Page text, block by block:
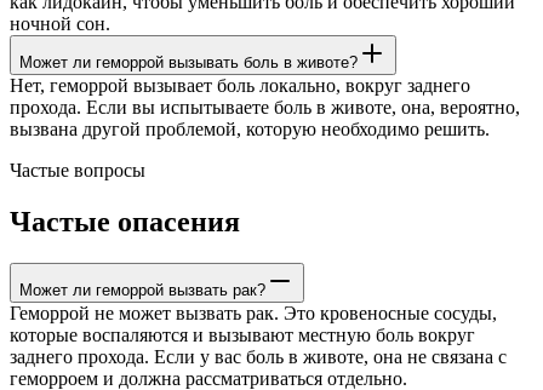
ночной сон.
Может ли геморрой вызывать боль в животе?
Нет, геморрой вызывает боль локально, вокруг заднего
прохода. Если вы испытываете боль в животе, она, вероятно,
вызвана другой проблемой, которую необходимо решить.
Частые вопросы
Частые опасения
Может ли геморрой вызвать рак?
Геморрой не может вызвать рак. Это кровеносные сосуды,
которые воспаляются и вызывают местную боль вокруг
заднего прохода. Если у вас боль в животе, она не связана с
геморроем и должна рассматриваться отдельно.